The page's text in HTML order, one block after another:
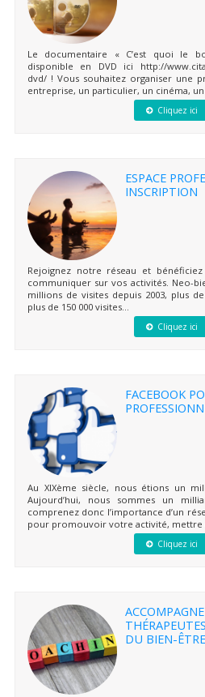
Le documentaire « C’est quoi le
disponible en DVD ici http://
dvd/ ! Vous souhaitez organiser une
entreprise, un particulier, un cinéma, un
Cliquez ici
ESPACE
INSCRIPTION
Rejoignez notre réseau et
communiquer sur vos activités. Neo-
millions de visites depuis 2003, plus
plus de 150 000 visites...
Cliquez ici
FACEBOOK
Au XIXème siècle, nous étions un
Aujourd’hui, nous sommes un
comprenez donc l’importance d’un
pour promouvoir votre activité, mettre
Cliquez ici
DU BIEN-